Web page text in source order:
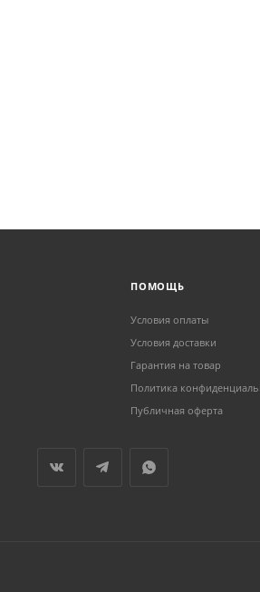
ПОМОЩЬ
Условия оплаты
Условия доставки
Гарантия на товар
Политика
Публичная оферта